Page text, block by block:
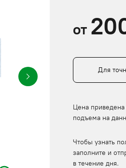
от
Для
Цена
подъема на
Чтобы узнать
заполните и
в течение дня.